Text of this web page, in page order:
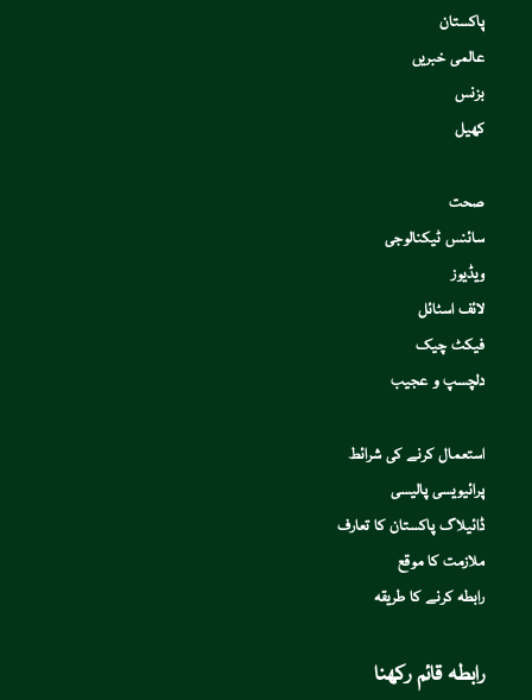
پاکستان
عالمی خبریں
بزنس
کھیل
صحت
سائنس ٹیکنالوجی
ویڈیوز
لائف اسٹائل
فیکٹ چیک
دلچسپ و عجیب
استعمال کرنے کی شرائط
پرائیویسی پالیسی
ڈائیلاگ پاکستان کا تعارف
ملازمت کا موقع
رابطہ کرنے کا طریقہ
رابطہ قائم رکھنا